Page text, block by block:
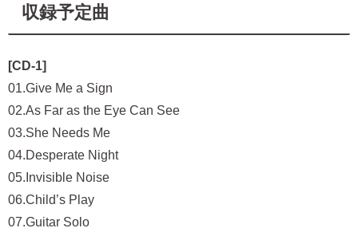
収録予定曲
[CD-1]
01.Give Me a Sign
02.As Far as the Eye Can See
03.She Needs Me
04.Desperate Night
05.Invisible Noise
06.Child’s Play
07.Guitar Solo